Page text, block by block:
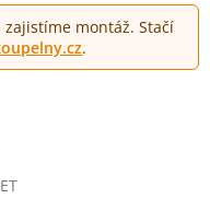
zajistíme montáž. Stačí
.